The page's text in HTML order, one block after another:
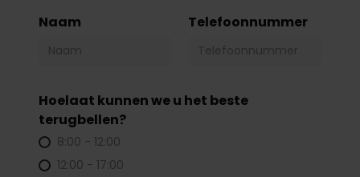
Naam
Telefoonnummer
Hoelaat kunnen we u het beste
terugbellen?
8:00 - 12:00
12:00 - 17:00